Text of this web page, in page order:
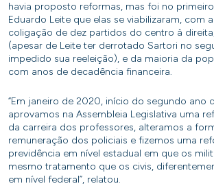
havia proposto reformas, mas foi no
Eduardo Leite que elas se viabilizaram, com
coligação de dez partidos do centro à
(apesar de Leite ter derrotado Sartori no
impedido sua reeleição), e da maioria da
com anos de decadência financeira.
“Em janeiro de 2020, início do segundo ano
aprovamos na Assembleia Legislativa uma
da carreira dos professores, alteramos a
remuneração dos policiais e fizemos uma
previdência em nível estadual em que os
mesmo tratamento que os civis,
em nível federal”, relatou.